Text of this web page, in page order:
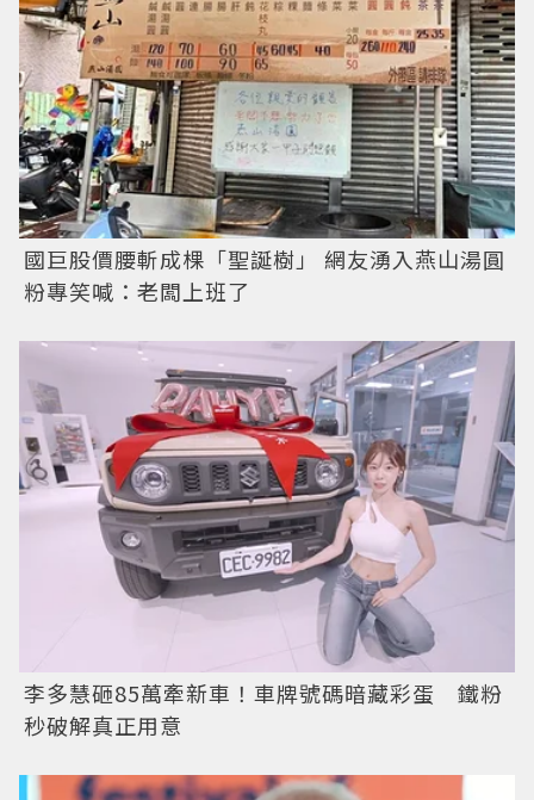
國巨股價腰斬成棵「聖誕樹」 網友湧入燕山湯圓
粉專笑喊：老闆上班了
李多慧砸85萬牽新車！車牌號碼暗藏彩蛋 鐵粉
秒破解真正用意